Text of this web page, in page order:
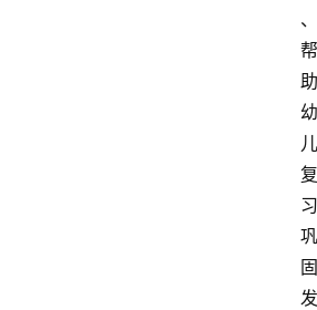
、
帮
助
幼
儿
复
习
巩
固
发